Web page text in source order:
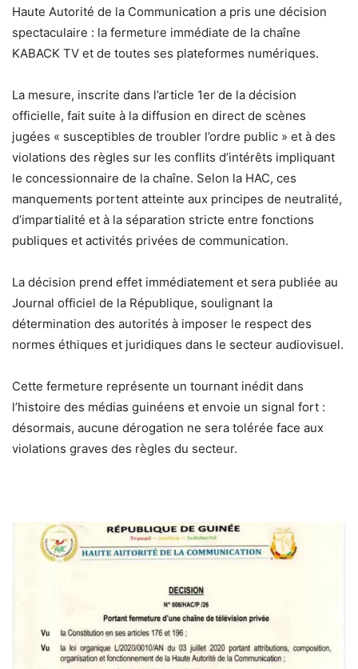
Haute Autorité de la Communication a pris une décision
spectaculaire : la fermeture immédiate de la chaîne
KABACK TV et de toutes ses plateformes numériques.
La mesure, inscrite dans l’article 1er de la décision
officielle, fait suite à la diffusion en direct de scènes
jugées « susceptibles de troubler l’ordre public » et à des
violations des règles sur les conflits d’intérêts impliquant
le concessionnaire de la chaîne. Selon la HAC, ces
manquements portent atteinte aux principes de neutralité,
d’impartialité et à la séparation stricte entre fonctions
publiques et activités privées de communication.
La décision prend effet immédiatement et sera publiée au
Journal officiel de la République, soulignant la
détermination des autorités à imposer le respect des
normes éthiques et juridiques dans le secteur audiovisuel.
Cette fermeture représente un tournant inédit dans
l’histoire des médias guinéens et envoie un signal fort :
désormais, aucune dérogation ne sera tolérée face aux
violations graves des règles du secteur.